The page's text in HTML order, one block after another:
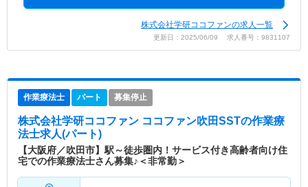
株式会社学研ココファンの求人一覧
更新日：2025/06/09 求人番号：9831107
作業療法士 パート 募集停止
株式会社学研ココファン ココファン吹田SSTの作業療
法士求人(パート)
【大阪府／吹田市】駅～徒歩圏内！サービス付き高齢者向け住
宅での作業療法士さん募集♪＜非常勤＞